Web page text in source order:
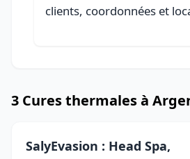
clients, coordonnées et
3 Cures thermales à
SalyEvasion : Head Spa,